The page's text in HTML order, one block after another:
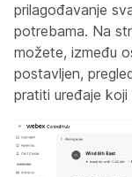
prilagođavanje
potrebama. Na
možete, između
postavljen,
pratiti uređaje